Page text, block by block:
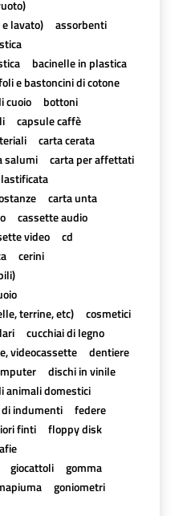
lavato)
assorbenti
bacinelle in plastica
e bastoncini di cotone
cuoio
bottoni
capsule caffè
carta cerata
salumi
carta per affettati
carta unta
cassette audio
video
cd
cerini
terrine, etc)
cosmetici
cucchiai di legno
videocassette
dentiere
dischi in vinile
animali domestici
indumenti
federe
finti
floppy disk
giocattoli
gomma
goniometri